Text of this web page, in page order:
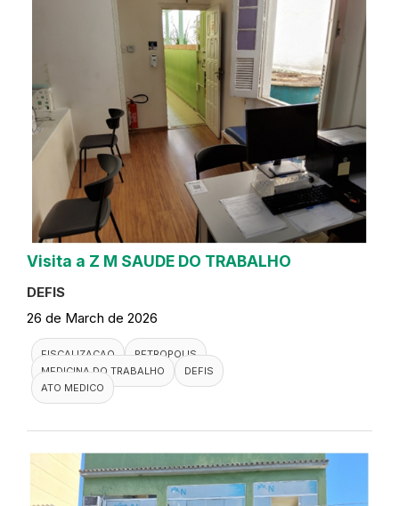
Visita a Z M SAUDE DO TRABALHO
DEFIS
26 de March de 2026
FISCALIZACAO
PETROPOLIS
MEDICINA DO TRABALHO
DEFIS
ATO MEDICO